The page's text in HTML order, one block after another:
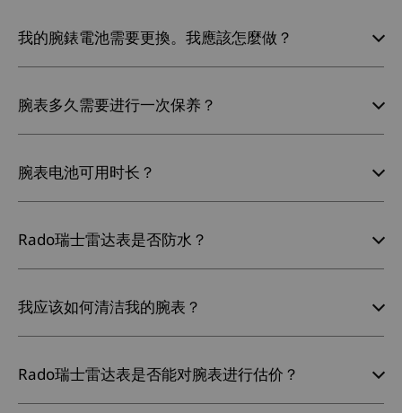
我的腕錶電池需要更換。我應該怎麼做？
腕表多久需要进行一次保养？
腕表电池可用时长？
Rado瑞士雷达表是否防水？
我应该如何清洁我的腕表？
Rado瑞士雷达表是否能对腕表进行估价？